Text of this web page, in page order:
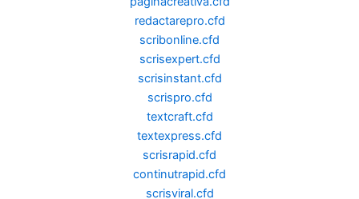
redactarepro.cfd
scribonline.cfd
scrisexpert.cfd
scrisinstant.cfd
scrispro.cfd
textcraft.cfd
textexpress.cfd
scrisrapid.cfd
continutrapid.cfd
scrisviral.cfd